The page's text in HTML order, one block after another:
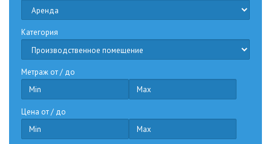
Категория
Метраж от / до
Цена от / до